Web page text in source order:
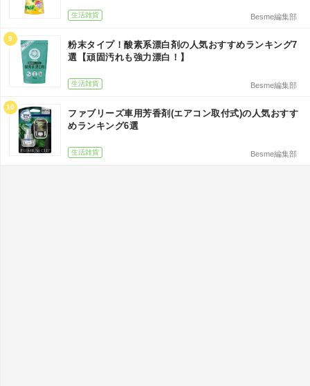
生活雑貨 Besme編集部
9
粉末タイプ！酸素系漂白剤の人気おすすめランキング7
選【頑固汚れも強力漂白！】
生活雑貨 Besme編集部
10
ファブリーズ車用芳香剤(エアコン取付式)の人気おすす
めランキング6選
生活雑貨 Besme編集部